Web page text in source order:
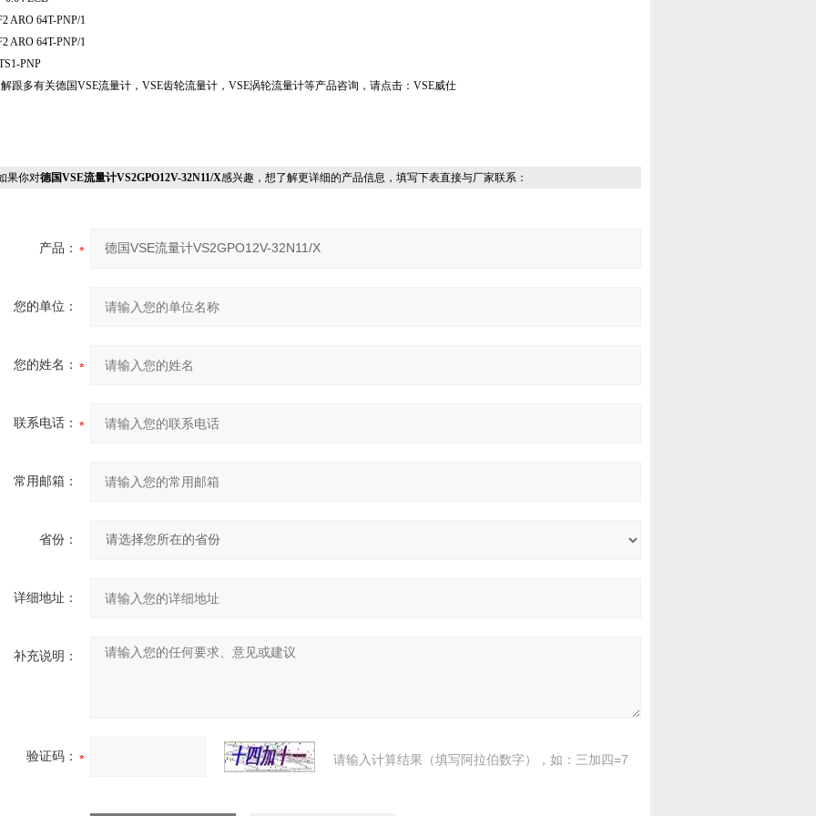
ARO 64T-PNP/1
ARO 64T-PNP/1
PNP
跟多有关德国VSE流量计，VSE齿轮流量计，VSE涡轮流量计等产品咨询，请点击：VSE威仕
果你对德国VSE流量计VS2GPO12V-32N11/X感兴趣，想了解更详细的产品信息，填写下表直接与厂家联系：
产品：
您的单位：
您的姓名：
联系电话：
常用邮箱：
省份：
详细地址：
补充说明：
验证码： 请输入计算结果（填写阿拉伯数字），如：三加四=7